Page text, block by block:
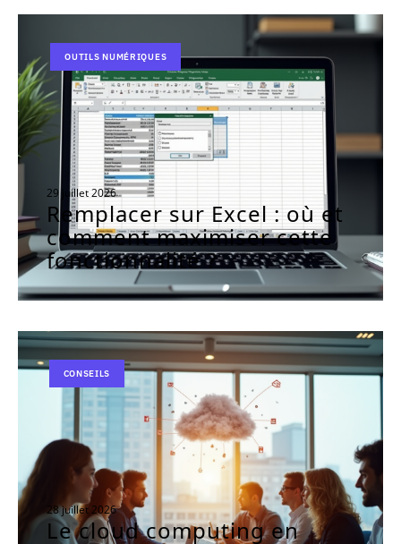
OUTILS NUMÉRIQUES
29 juillet 2026
Remplacer sur Excel : où et
comment maximiser cette
fonctionnalité ?
CONSEILS
28 juillet 2026
Le cloud computing en